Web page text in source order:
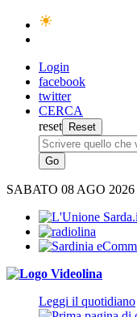
Login
facebook
twitter
CERCA
reset
SABATO 08 AGO 2026
Leggi il quotidiano